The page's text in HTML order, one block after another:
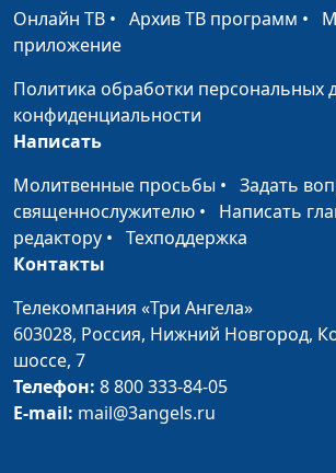
Божья милость
Алексей
Родительский долг
перед Богом
Книга Песнь Песней
Вениамин
Книга Притчи
Вениамин
Книга Псалтирь
Онлайн ТВ • Архив ТВ программ •
приложение
Политика обработки персональных
конфиденциальности
Написать
Молитвенные просьбы • Задать
священнослужителю • Написать
редактору • Техподдержка
Контакты
Телекомпания «Три Ангела»
603028, Россия, Нижний Новгород,
шоссе, 7
Телефон: 8 800 333-84-05
E-mail: mail@3angels.ru